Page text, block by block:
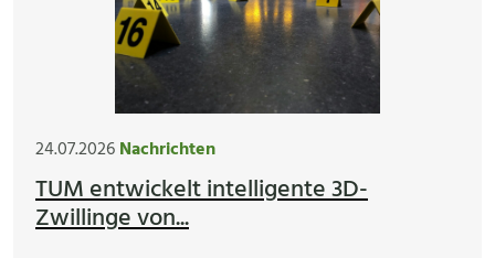
24.07.2026Nachrichten
TUM entwickelt intelligente 3D-
Zwillinge von...